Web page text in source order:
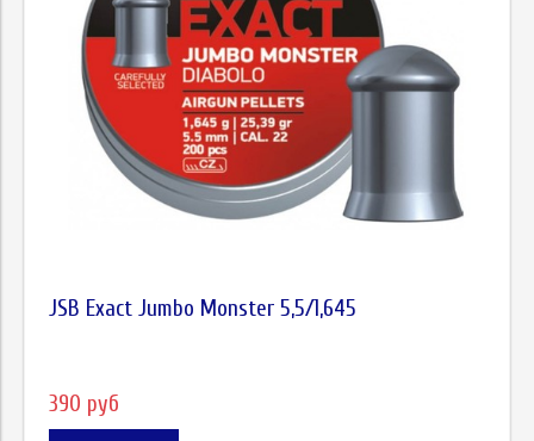
JSB Exact Jumbo Monster 5,5/1,645
390 руб